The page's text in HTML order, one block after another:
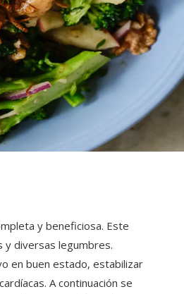
y beneficiosa. Este
diversas legumbres.
en buen estado, estabilizar
A continuación se